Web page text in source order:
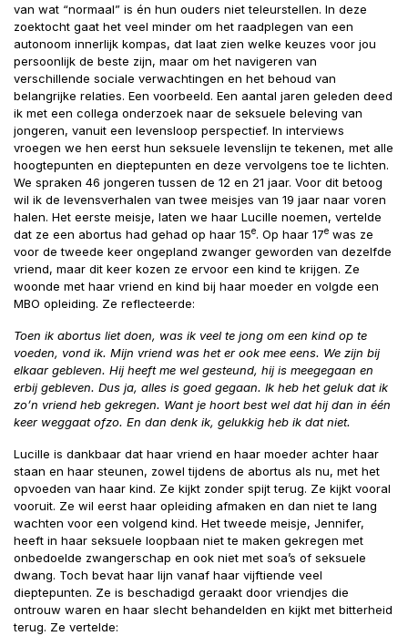
van wat “normaal” is én hun ouders niet teleurstellen. In deze
zoektocht gaat het veel minder om het raadplegen van een
autonoom innerlijk kompas, dat laat zien welke keuzes voor jou
persoonlijk de beste zijn, maar om het navigeren van
verschillende sociale verwachtingen en het behoud van
belangrijke relaties. Een voorbeeld. Een aantal jaren geleden deed
ik met een collega onderzoek naar de seksuele beleving van
jongeren, vanuit een levensloop perspectief. In interviews
vroegen we hen eerst hun seksuele levenslijn te tekenen, met alle
hoogtepunten en dieptepunten en deze vervolgens toe te lichten.
We spraken 46 jongeren tussen de 12 en 21 jaar. Voor dit betoog
wil ik de levensverhalen van twee meisjes van 19 jaar naar voren
halen. Het eerste meisje, laten we haar Lucille noemen, vertelde
dat ze een abortus had gehad op haar 15e. Op haar 17e was ze
voor de tweede keer ongepland zwanger geworden van dezelfde
vriend, maar dit keer kozen ze ervoor een kind te krijgen. Ze
woonde met haar vriend en kind bij haar moeder en volgde een
MBO opleiding. Ze reflecteerde:
Toen ik abortus liet doen, was ik veel te jong om een kind op te
voeden, vond ik. Mijn vriend was het er ook mee eens. We zijn bij
elkaar gebleven. Hij heeft me wel gesteund, hij is meegegaan en
erbij gebleven. Dus ja, alles is goed gegaan. Ik heb het geluk dat ik
zo’n vriend heb gekregen. Want je hoort best wel dat hij dan in één
keer weggaat ofzo. En dan denk ik, gelukkig heb ik dat niet.
Lucille is dankbaar dat haar vriend en haar moeder achter haar
staan en haar steunen, zowel tijdens de abortus als nu, met het
opvoeden van haar kind. Ze kijkt zonder spijt terug. Ze kijkt vooral
vooruit. Ze wil eerst haar opleiding afmaken en dan niet te lang
wachten voor een volgend kind. Het tweede meisje, Jennifer,
heeft in haar seksuele loopbaan niet te maken gekregen met
onbedoelde zwangerschap en ook niet met soa’s of seksuele
dwang. Toch bevat haar lijn vanaf haar vijftiende veel
dieptepunten. Ze is beschadigd geraakt door vriendjes die
ontrouw waren en haar slecht behandelden en kijkt met bitterheid
terug. Ze vertelde: